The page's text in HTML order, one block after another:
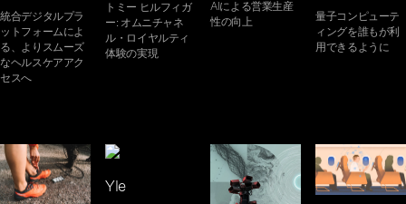
統合デジタルプラ
ットフォームによ
る、よりスムーズ
なヘルスケアアク
セスへ
トミー ヒルフィガ
ー: オムニチャネ
ル・ロイヤルティ
体験の実現
AIによる営業生産
性の向上
量子コンピューテ
ィングを誰もが利
用できるように
Yle